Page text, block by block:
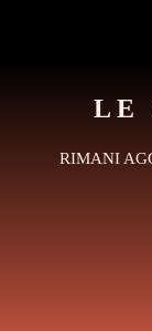
LE
RIMANI